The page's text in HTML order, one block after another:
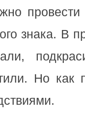
провести
знака. В
Но как